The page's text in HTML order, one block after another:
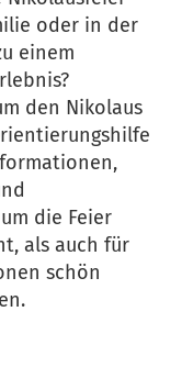
oder in der
einem
den Nikolaus
die Feier
als auch für
schön